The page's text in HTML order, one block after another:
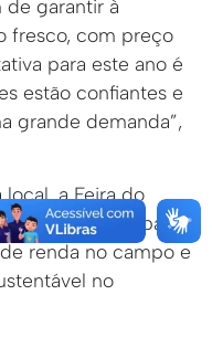
de garantir à
fresco, com preço
para este ano é
estão confiantes e
grande demanda”,
a Feira do
contribui para a
renda no campo e
no